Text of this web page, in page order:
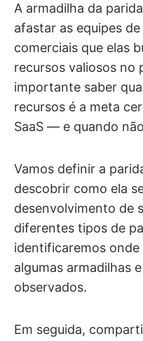
A armadilha da
afastar as equipes
comerciais que elas
recursos valiosos no
importante saber
recursos é a meta
SaaS — e quando
Vamos definir a
descobrir como ela
desenvolvimento de
diferentes tipos de
identificaremos onde
algumas armadilhas
observados.
Em seguida,